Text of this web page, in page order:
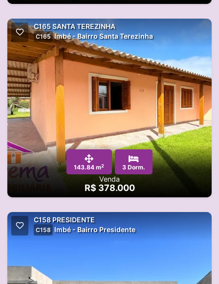
C165 SANTA TEREZINHA
C165 Imbé - Bairro Santa Terezinha
143.84 m2 3 Dorm.
Venda
R$ 378.000
C158 PRESIDENTE
C158 Imbé - Bairro Presidente